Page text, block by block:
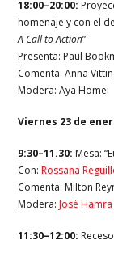
18:00–20:00:
homenaje y con el
A Call to Action”
Presenta: Paul
Comenta: Anna
Modera: Aya Homei
Viernes 23 de
9:30–11.30: Mesa:
Con:Rossana
Comenta: Milton
Modera:José
11:30–12:00: Receso